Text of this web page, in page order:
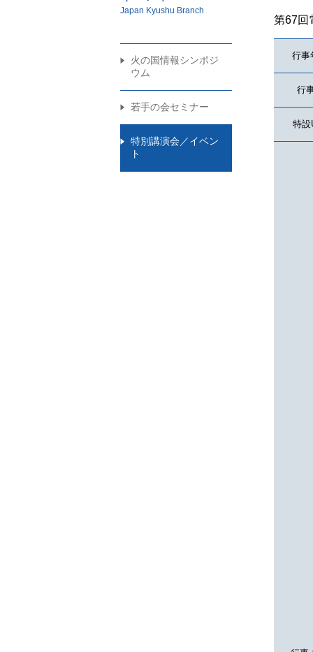
Japan Kyushu Branch
火の国情報シンポジ
ウム
若手の会セミナー
特別講演会／イベン
ト
第67回
行事
行
特設